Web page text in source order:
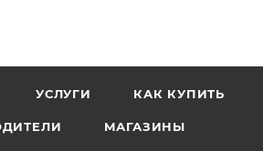
УСЛУГИ КАК КУПИТЬ
МАГАЗИНЫ